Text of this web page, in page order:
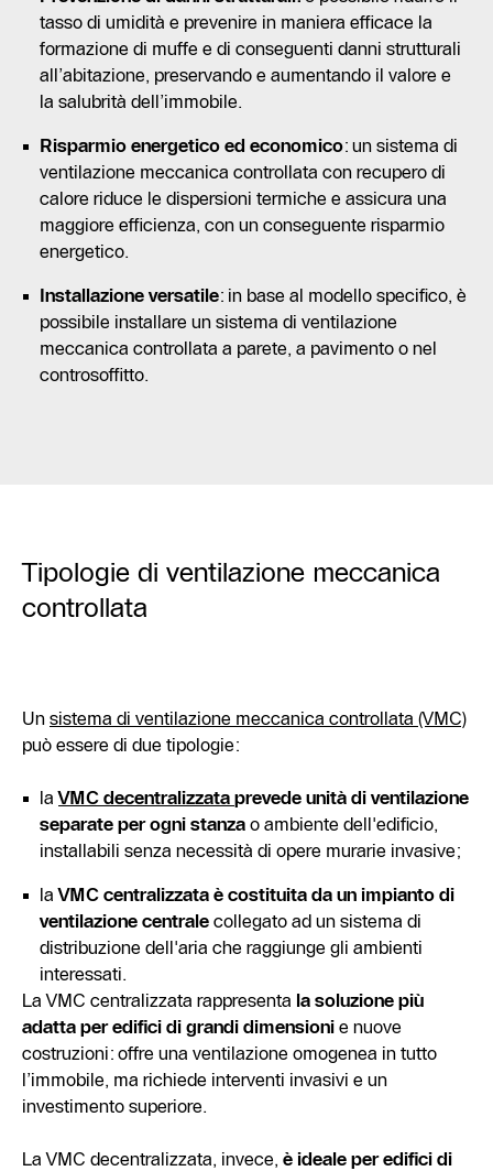
tasso di umidità e prevenire in maniera efficace la
formazione di muffe e di conseguenti danni strutturali
all’abitazione, preservando e aumentando il valore e
la salubrità dell’immobile.
Risparmio energetico ed economico: un sistema di
ventilazione meccanica controllata con recupero di
calore riduce le dispersioni termiche e assicura una
maggiore efficienza, con un conseguente risparmio
energetico.
Installazione versatile: in base al modello specifico, è
possibile installare un sistema di ventilazione
meccanica controllata a parete, a pavimento o nel
controsoffitto.
Tipologie di ventilazione meccanica
controllata
Un sistema di ventilazione meccanica controllata (VMC)
può essere di due tipologie:
laVMC decentralizzata prevede unità di ventilazione
separate per ogni stanza o ambiente dell'edificio,
installabili senza necessità di opere murarie invasive;
laVMC centralizzata è costituita da un impianto di
ventilazione centrale collegato ad un sistema di
distribuzione dell'aria che raggiunge gli ambienti
interessati.
La VMC centralizzata rappresenta la soluzione più
adatta per edifici di grandi dimensioni e nuove
costruzioni: offre una ventilazione omogenea in tutto
l’immobile, ma richiede interventi invasivi e un
investimento superiore.
La VMC decentralizzata, invece, è ideale per edifici di